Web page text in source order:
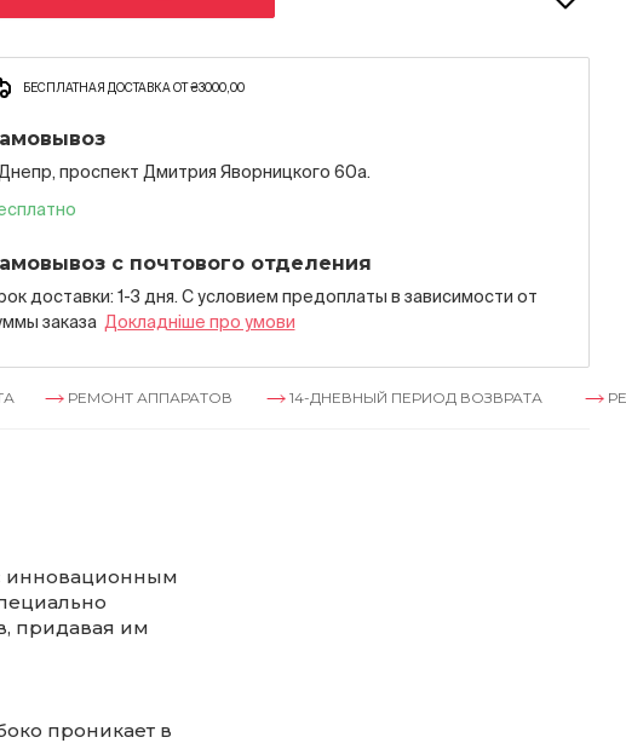
БЕСПЛАТНАЯ ДОСТАВКА ОТ ₴3000,00
Днепр, проспект Дмитрия Яворницкого 60а.
с почтового отделения
доставки: 1-3 дня. С условием предоплаты в зависимости от
заказа Докладнiше про умови
АППАРАТОВ 14-ДНЕВНЫЙ ПЕРИОД ВОЗВРАТА РЕМОНТ
инновационным
придавая им
проникает в